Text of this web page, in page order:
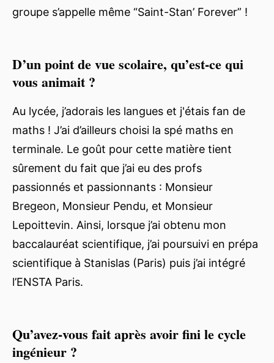
groupe s’appelle même “Saint-Stan’ Forever” !
D’un point de vue scolaire, qu’est-ce qui
vous animait ?
Au lycée, j’adorais les langues et j'étais fan de
maths ! J’ai d’ailleurs choisi la spé maths en
terminale. Le goût pour cette matière tient
sûrement du fait que j’ai eu des profs
passionnés et passionnants : Monsieur
Bregeon, Monsieur Pendu, et Monsieur
Lepoittevin. Ainsi, lorsque j’ai obtenu mon
baccalauréat scientifique, j’ai poursuivi en prépa
scientifique à Stanislas (Paris) puis j’ai intégré
l’ENSTA Paris.
Qu’avez-vous fait après avoir fini le cycle
ingénieur ?